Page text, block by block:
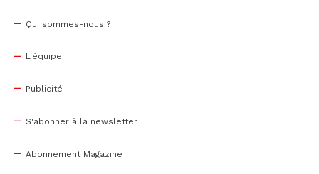
Qui sommes-nous ?
L'équipe
Publicité
S'abonner à la newsletter
Abonnement Magazine